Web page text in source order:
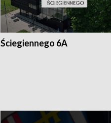
Ściegiennego 6A